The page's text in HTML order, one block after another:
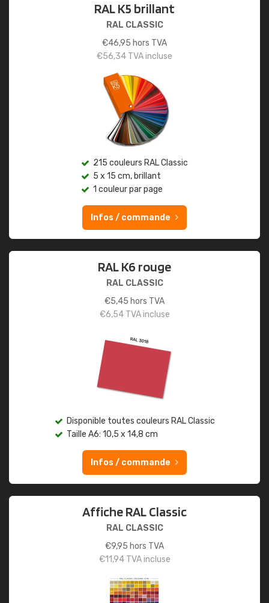
RAL K5 brillant
RAL CLASSIC
€46,95 hors TVA
€56,34 TVA incluse
215 couleurs RAL Classic
5 x 15 cm, brillant
1 couleur par page
Infos / commande
RAL K6 rouge
RAL CLASSIC
€5,45 hors TVA
€6,54TVA incluse
Disponible toutes couleurs RAL Classic
Taille A6: 10,5 x 14,8 cm
Infos / commande
Affiche RAL Classic
RAL CLASSIC
€9,95 hors TVA
€11,94TVA incluse